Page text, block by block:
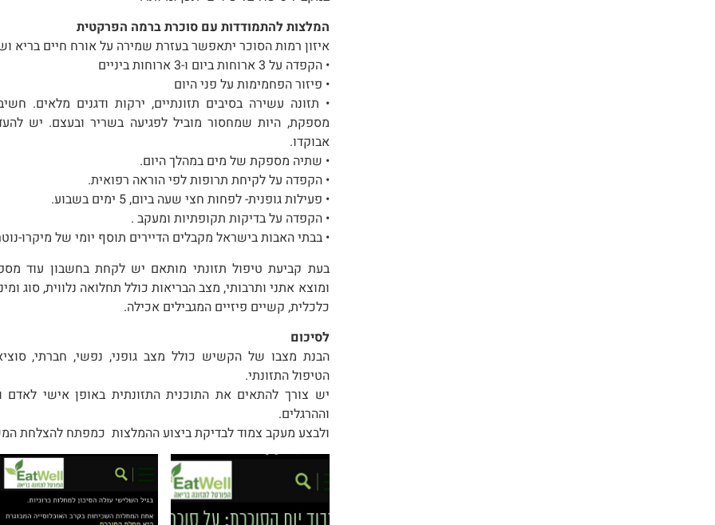
המלצות להתמודדות עם סוכרת ברמה הפרקטית
איזון רמות הסוכר יתאפשר בעזרת שמירה על אורח חיים בריא
• הקפדה על 3 ארוחות ביום ו-3 ארוחות ביניים
• פיזור הפחמימות על פני היום
• תזונה עשירה בסיבים תזונתיים, ירקות ודגנים מלאים.
מספקת, היות שמחסור מוביל לפגיעה בשריר ובעצם. יש
אבוקדו.
• שתיה מספקת של מים במהלך היום.
• הקפדה על לקיחת תרופות לפי הוראה רפואית.
• פעילות גופנית- לפחות חצי שעה ביום, 5 ימים בשבוע.
• הקפדה על בדיקות תקופתיות ומעקב .
• בבתי האבות בישראל מקבלים הדיירים תוסף יומי של מיקרו-
בעת קביעת טיפול תזונתי מותאם יש לקחת בחשבון עוד
ומוצא אתני ותרבותי, מצב הבריאות כולל תחלואה נלווית, סוג
כלכלית, קשיים פיזיים המגבילים אכילה.
לסיכום
הבנת מצבו של הקשיש כולל מצב גופני, נפשי, חברתי,
הטיפול התזונתי.
יש צורך להתאים את התוכנית התזונתית באופן אישי לאדם
וההרגלים.
ולבצע מעקב צמוד לבדיקת ביצוע ההמלצות כמפתח להצלחת